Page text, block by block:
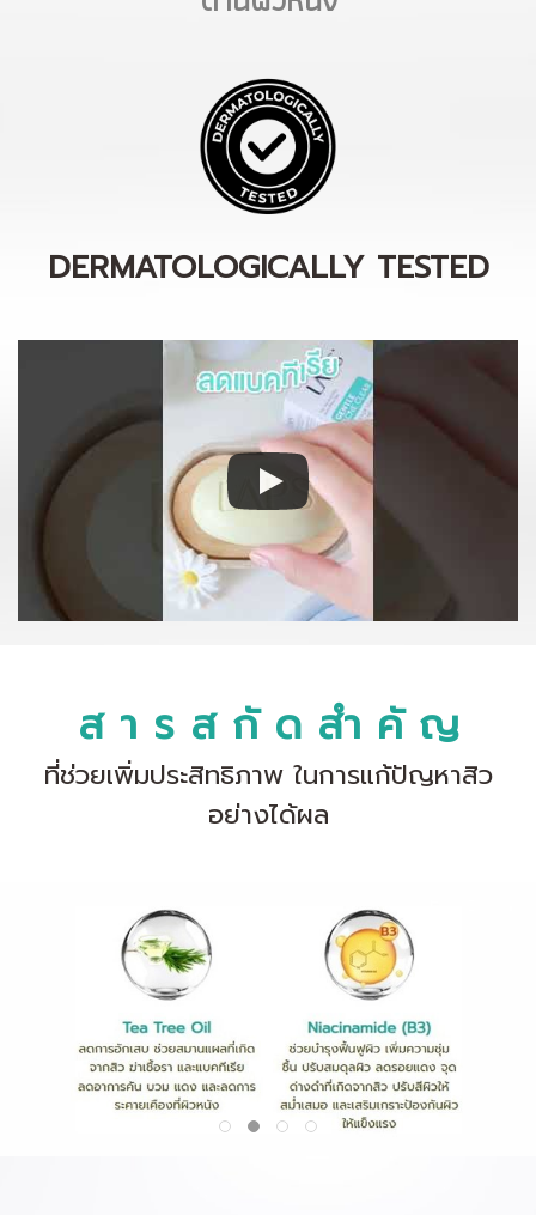
DERMATOLOGICALLY TESTED
ส า ร ส กั ด สำ คั ญ
ที่ช่วยเพิ่มประสิทธิภาพ ในการแก้ปัญหาสิว
อย่างได้ผล